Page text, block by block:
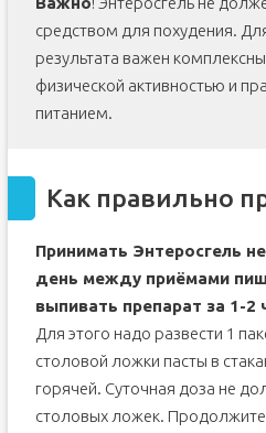
средством для похудения.
результата важен
физической активностью и
питанием.
Как правильно
Принимать Энтеросгель
день между приёмами
выпивать препарат за 1-
Для этого надо развести 1
столовой ложки пасты в
горячей. Суточная доза не
столовых ложек.